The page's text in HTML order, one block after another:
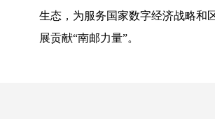
生态，为服务国家数字经济战略和
展贡献“南邮力量”。